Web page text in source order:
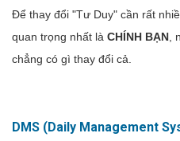
Để thay đổi "Tư Duy" cần rất
quan trọng nhất là CHÍNH BẠN
chẳng có gì thay đổi cả.
DMS (Daily Management